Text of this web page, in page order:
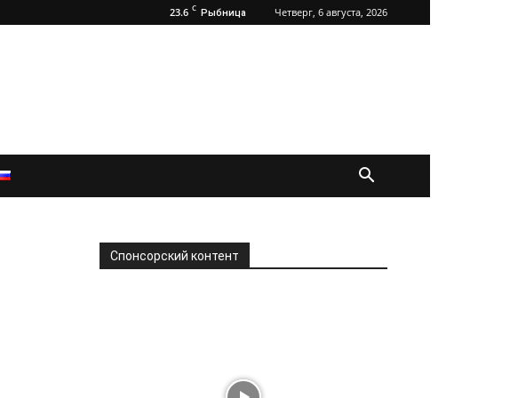
23.6 C Рыбница Четверг, 6 августа, 2026
Спонсорский контент